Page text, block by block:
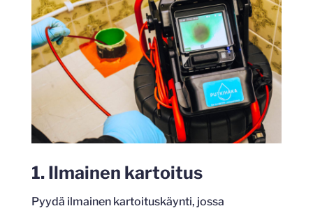
1. Ilmainen kartoitus
Pyydä ilmainen kartoituskäynti, jossa